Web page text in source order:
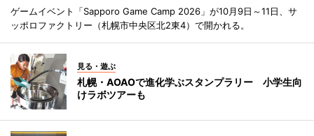
ゲームイベント「Sapporo Game Camp 2026」が10月9日～11日、サ
ッポロファクトリー（札幌市中央区北2東4）で開かれる。
見る・遊ぶ
札幌・AOAOで進化学ぶスタンプラリー 小学生向
けラボツアーも